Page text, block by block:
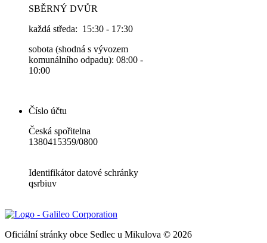
SBĚRNÝ DVŮR
každá středa: 15:30 - 17:30
sobota (shodná s vývozem
komunálního odpadu): 08:00 -
10:00
Číslo účtu
Česká spořitelna
1380415359/0800
Identifikátor datové schránky
qsrbiuv
Oficiální stránky obce Sedlec u Mikulova © 2026